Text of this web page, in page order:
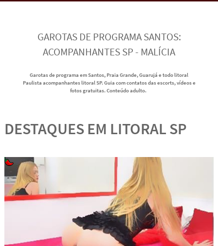
GAROTAS DE PROGRAMA SANTOS:
ACOMPANHANTES SP - MALÍCIA
Garotas de programa em Santos, Praia Grande, Guarujá e todo litoral
Paulista acompanhantes litoral SP. Guia com contatos das escorts, vídeos e
fotos gratuitas. Conteúdo adulto.
DESTAQUES EM LITORAL SP